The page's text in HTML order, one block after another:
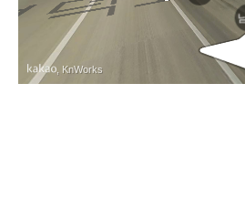
, KnWorks